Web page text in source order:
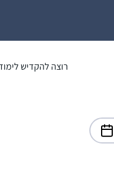
רוצה להקדיש